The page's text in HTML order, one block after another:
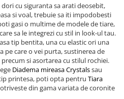
cu siguranta sa arati deosebit,
si voal, trebuie sa iti impodobesti
gasi o multime de modele de tiare,
sa le integrezi cu stil in look-ul tau.
tip bentita, una cu elastic ori una
pe care o vei purta, sustinerea de
si asortarea cu stilul rochiei.
Diadema mireasa Crystalssau
printesa, poti opta pentru Tiara
din gama variata de coronite